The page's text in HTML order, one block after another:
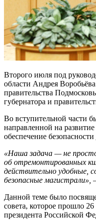
Второго июля под
области Андрея
правительства
губернатора и
Во вступительной части
направленной на
обеспечение
«Наша задача — не
об отремонтированных
действительно удобные,
безопасные магистрали»,
Данной теме было
совета, которое прошло
президента Российской